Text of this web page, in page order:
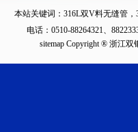
本站关键词： 316L双V料无缝管 ，
电话：0510-88264321、
sitemapCopyright ® 浙江双